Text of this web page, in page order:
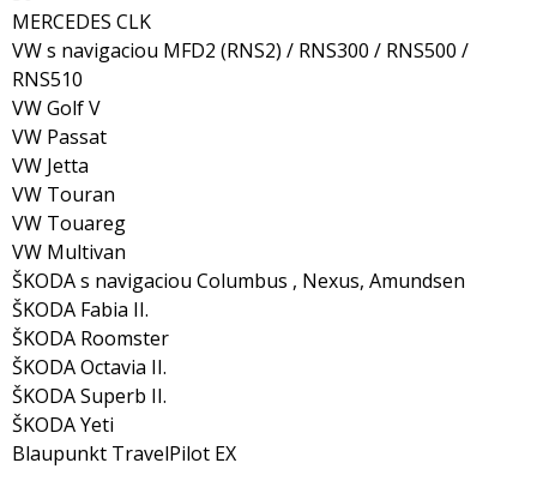
MERCEDES CLK
VW s navigaciou MFD2 (RNS2) / RNS300 / RNS500 /
RNS510
VW Golf V
VW Passat
VW Jetta
VW Touran
VW Touareg
VW Multivan
ŠKODA s navigaciou Columbus , Nexus, Amundsen
ŠKODA Fabia II.
ŠKODA Roomster
ŠKODA Octavia II.
ŠKODA Superb II.
ŠKODA Yeti
Blaupunkt TravelPilot EX